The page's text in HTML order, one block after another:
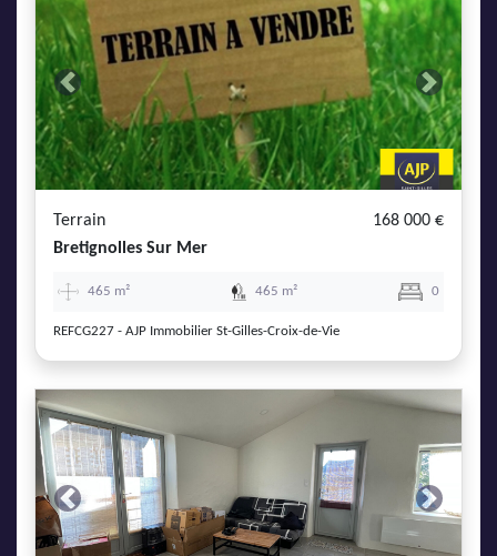
Previous Next
Terrain
168 000 €
Bretignolles Sur Mer
465 m² 465 m² 0
REFCG227 - AJP Immobilier St-Gilles-Croix-de-Vie
Previous Next